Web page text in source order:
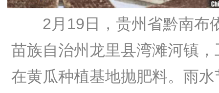
2月19日，贵州省黔南布
苗族自治州龙里县湾滩河镇，
在黄瓜种植基地抛肥料。雨水